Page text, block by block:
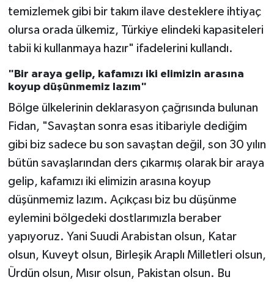
temizlemek gibi bir takım ilave desteklere ihtiyaç
olursa orada ülkemiz, Türkiye elindeki kapasiteleri
tabii ki kullanmaya hazır" ifadelerini kullandı.
"Bir araya gelip, kafamızı iki elimizin arasına
koyup düşünmemiz lazım"
Bölge ülkelerinin deklarasyon çağrısında bulunan
Fidan, "Savaştan sonra esas itibariyle dediğim
gibi biz sadece bu son savaştan değil, son 30 yılın
bütün savaşlarından ders çıkarmış olarak bir araya
gelip, kafamızı iki elimizin arasına koyup
düşünmemiz lazım. Açıkçası biz bu düşünme
eylemini bölgedeki dostlarımızla beraber
yapıyoruz. Yani Suudi Arabistan olsun, Katar
olsun, Kuveyt olsun, Birleşik Araplı Milletleri olsun,
Ürdün olsun, Mısır olsun, Pakistan olsun. Bu